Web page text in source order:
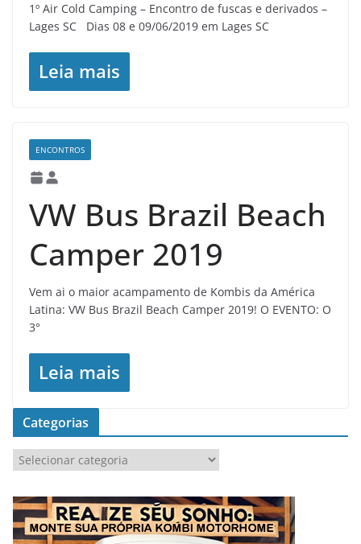
1º Air Cold Camping – Encontro de fuscas e derivados –
Lages SC Dias 08 e 09/06/2019 em Lages SC
Leia mais
ENCONTROS
VW Bus Brazil Beach
Camper 2019
Vem ai o maior acampamento de Kombis da América
Latina: VW Bus Brazil Beach Camper 2019! O EVENTO: O
3°
Leia mais
Categorias
a
e
g